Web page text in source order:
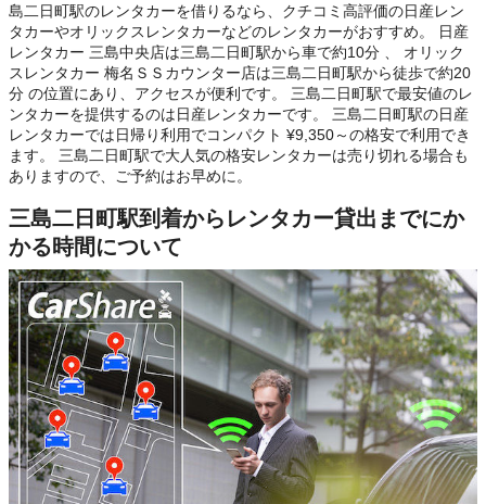
島二日町駅のレンタカーを借りるなら、クチコミ高評価の日産レン
タカーやオリックスレンタカーなどのレンタカーがおすすめ。 日産
レンタカー 三島中央店は三島二日町駅から車で約10分 、 オリック
スレンタカー 梅名ＳＳカウンター店は三島二日町駅から徒歩で約20
分 の位置にあり、アクセスが便利です。 三島二日町駅で最安値のレ
ンタカーを提供するのは日産レンタカーです。 三島二日町駅の日産
レンタカーでは日帰り利用でコンパクト ¥9,350～の格安で利用でき
ます。 三島二日町駅で大人気の格安レンタカーは売り切れる場合も
ありますので、ご予約はお早めに。
三島二日町駅到着からレンタカー貸出までにか
かる時間について